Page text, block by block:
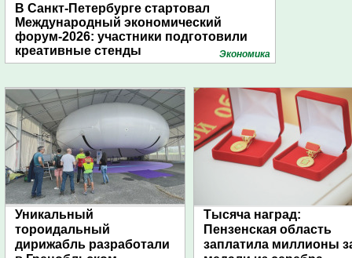
В Санкт-Петербурге стартовал
Международный экономический
форум-2026: участники подготовили
креативные стенды
Экономика
Уникальный
тороидальный
дирижабль разработали
Тысяча наград:
Пензенская область
заплатила миллионы